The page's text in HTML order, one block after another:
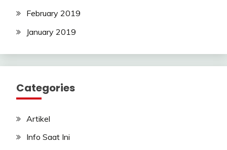
February 2019
January 2019
Categories
Artikel
Info Saat Ini